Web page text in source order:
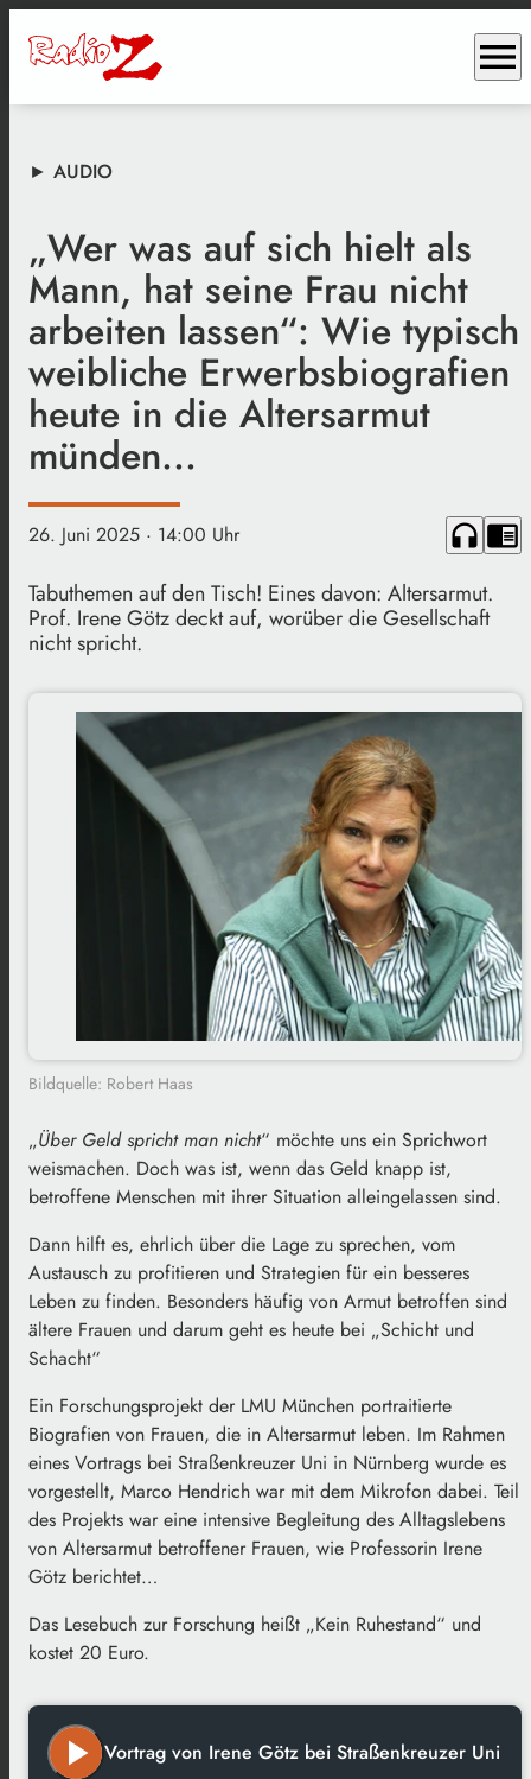
menu
► AUDIO
„Wer was auf sich hielt als
Mann, hat seine Frau nicht
arbeiten lassen“: Wie typisch
weibliche Erwerbsbiografien
heute in die Altersarmut
münden...
26. Juni 2025 · 14:00 Uhr headphones chrome_reader_mode
Tabuthemen auf den Tisch! Eines davon: Altersarmut.
Prof. Irene Götz deckt auf, worüber die Gesellschaft
nicht spricht.
Bildquelle: Robert Haas
„Über Geld spricht man nicht“ möchte uns ein Sprichwort
weismachen. Doch was ist, wenn das Geld knapp ist,
betroffene Menschen mit ihrer Situation alleingelassen sind.
Dann hilft es, ehrlich über die Lage zu sprechen, vom
Austausch zu profitieren und Strategien für ein besseres
Leben zu finden. Besonders häufig von Armut betroffen sind
ältere Frauen und darum geht es heute bei „Schicht und
Schacht“
Ein Forschungsprojekt der LMU München portraitierte
Biografien von Frauen, die in Altersarmut leben. Im Rahmen
eines Vortrags bei Straßenkreuzer Uni in Nürnberg wurde es
vorgestellt, Marco Hendrich war mit dem Mikrofon dabei. Teil
des Projekts war eine intensive Begleitung des Alltagslebens
von Altersarmut betroffener Frauen, wie Professorin Irene
Götz berichtet…
Das Lesebuch zur Forschung heißt „Kein Ruhestand“ und
kostet 20 Euro.
play_arrow Vortrag von Irene Götz bei Straßenkreuzer Uni